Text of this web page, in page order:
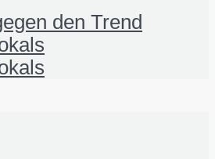
den Trend